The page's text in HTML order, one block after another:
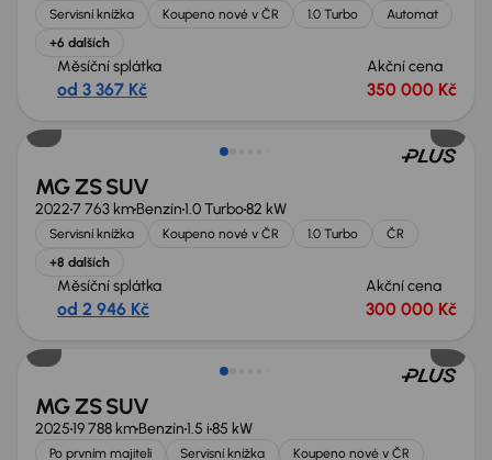
Servisní knížka Koupeno nové v ČR 1.0 Turbo
Automat
+6 dalších
Měsíční splátka
od 3 367 Kč
Akční cena
350 000 Kč
MG ZS SUV
20227 763 kmBenzín1.0 Turbo82 kW
Servisní knížka Koupeno nové v ČR 1.0 Turbo
ČR
+8 dalších
Měsíční splátka
od 2 946 Kč
Akční cena
300 000 Kč
Možnost odpočtu DPH
MG ZS SUV
202519 788 kmBenzín1.5 i85 kW
Po prvním majiteli Servisní knížka
Koupeno nové v ČR